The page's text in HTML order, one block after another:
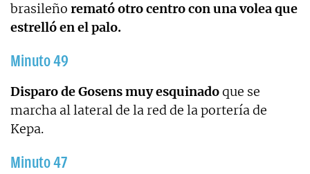
brasileño remató otro centro con una volea que
estrelló en el palo.
Minuto 49
Disparo de Gosens muy esquinadoque se
marcha al lateral de la red de la portería de
Kepa.
Minuto 47